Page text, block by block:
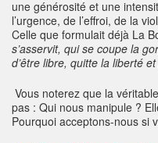
une générosité et une
l’urgence, de l’effroi, de la
Celle que formulait déjà La
s’asservit, qui se coupe la
d’être libre, quitte la liberté
Vous noterez que la
pas : Qui nous manipule ?
Pourquoi acceptons-nous si